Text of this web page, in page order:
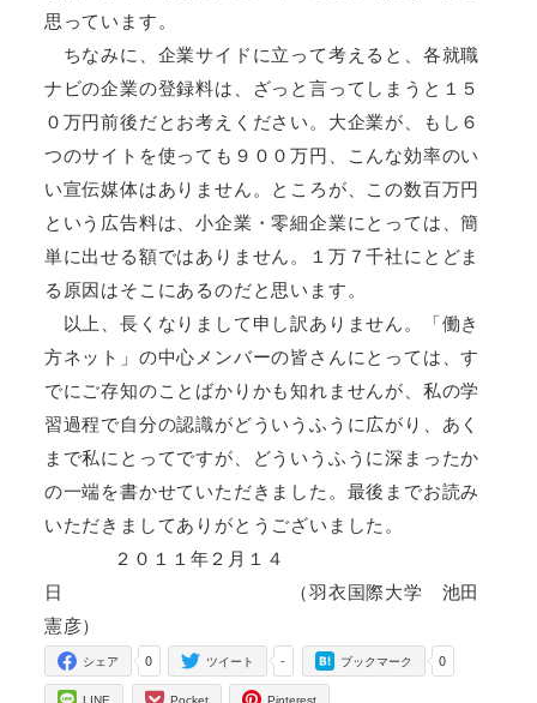
思っています。
ちなみに、企業サイドに立って考えると、各就職
ナビの企業の登録料は、ざっと言ってしまうと１５
０万円前後だとお考えください。大企業が、もし６
つのサイトを使っても９００万円、こんな効率のい
い宣伝媒体はありません。ところが、この数百万円
という広告料は、小企業・零細企業にとっては、簡
単に出せる額ではありません。１万７千社にとどま
る原因はそこにあるのだと思います。
以上、長くなりまして申し訳ありません。「働き
方ネット」の中心メンバーの皆さんにとっては、す
でにご存知のことばかりかも知れませんが、私の学
習過程で自分の認識がどういうふうに広がり、あく
まで私にとってですが、どういうふうに深まったか
の一端を書かせていただきました。最後までお読み
いただきましてありがとうございました。
２０１１年２月１４
日 （羽衣国際大学 池田
憲彦）
0
シェア -
ツイート 0
ブックマーク
LINE Pocket Pinterest